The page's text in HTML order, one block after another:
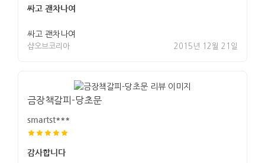
싸고 괜차나여
싸고 괜차나여
샵오브코리아 2015년 12월 21일
금장책갈피-당초문
smartst***
감사합니다